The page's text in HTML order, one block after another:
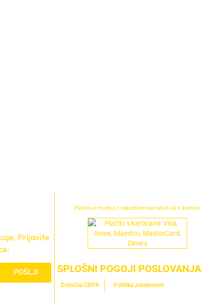
Prijavite
POŠLJI
Plačilo je možno z nakazilom na račun ali s kartico.
SPLOŠNI POGOJI POSLOVANJA
Določila GDPR Politika zasebnosti